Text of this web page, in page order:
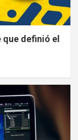
que definió el